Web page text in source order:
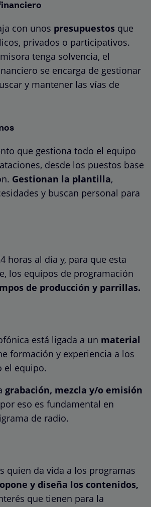
con unos presupuestos que
privados o participativos.
tenga solvencia, el
se encarga de gestionar
y mantener las vías de
que gestiona todo el equipo
desde los puestos base
Gestionan la plantilla,
y buscan personal para
horas al día y, para que esta
los equipos de programación
de producción y parrillas.
está ligada a un material
formación y experiencia a los
el equipo.
grabación, mezcla y/o emisión
eso es fundamental en
de radio.
quien da vida a los programas
y diseña los contenidos,
que tienen para la